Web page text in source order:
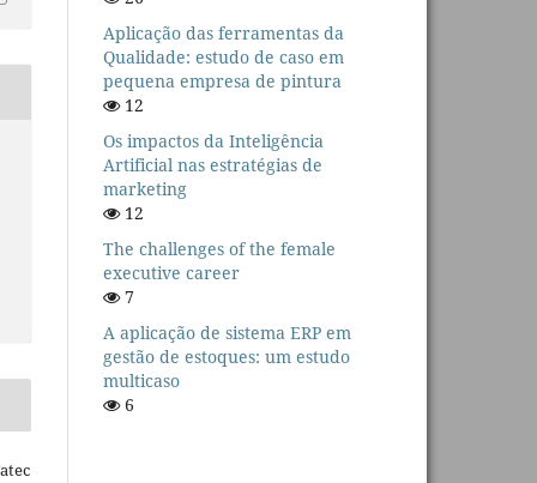
Aplicação das ferramentas da
Qualidade: estudo de caso em
pequena empresa de pintura
12
Os impactos da Inteligência
Artificial nas estratégias de
marketing
12
The challenges of the female
executive career
7
A aplicação de sistema ERP em
gestão de estoques: um estudo
multicaso
6